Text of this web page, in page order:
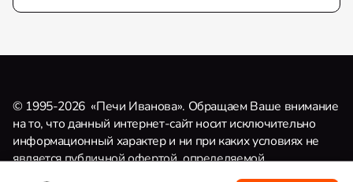
© 1995-2026 «Печи Иванова». Обращаем Ваше внимание
на то, что данный интернет-сайт носит исключительно
информационный характер и ни при каких условиях не
является публичной офертой, определяемой
положениями Статьи 437 (2) Гражданского кодекса